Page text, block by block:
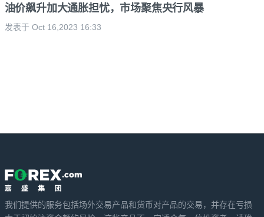
油价飙升加大通胀担忧，市场聚焦央行风暴
发表于 Oct 16,2023 16:33
我们提供的服务包括场外交易产品和货币对产品的交易，并存在亏损